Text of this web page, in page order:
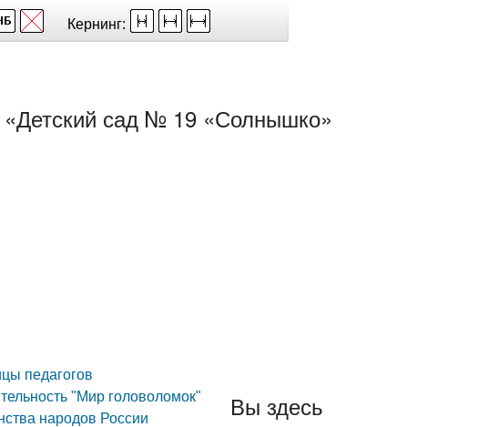
Кернинг:
сад № 19 «Солнышко»
педагогов
"Мир головоломок"
народов России
Вы здесь